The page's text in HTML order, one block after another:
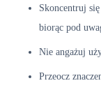
Skoncentruj
biorąc pod
Nie angażuj
Przeocz